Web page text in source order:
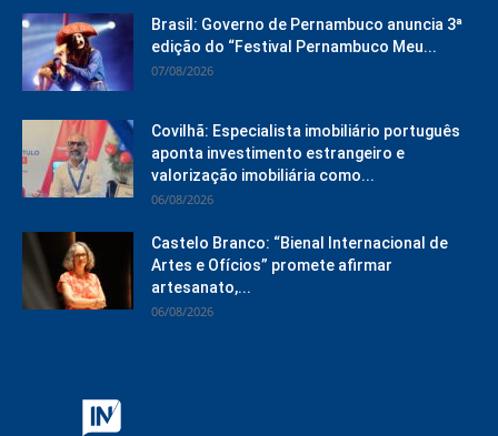
Brasil: Governo de Pernambuco anuncia 3ª
edição do “Festival Pernambuco Meu...
07/08/2026
Covilhã: Especialista imobiliário português
aponta investimento estrangeiro e
valorização imobiliária como...
06/08/2026
Castelo Branco: “Bienal Internacional de
Artes e Ofícios” promete afirmar
artesanato,...
06/08/2026